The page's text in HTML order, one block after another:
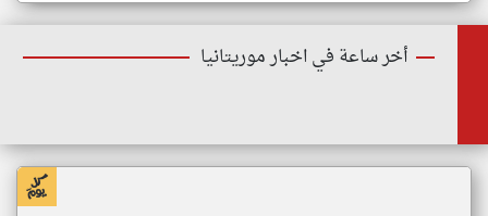
أخر ساعة في اخبار موريتانيا